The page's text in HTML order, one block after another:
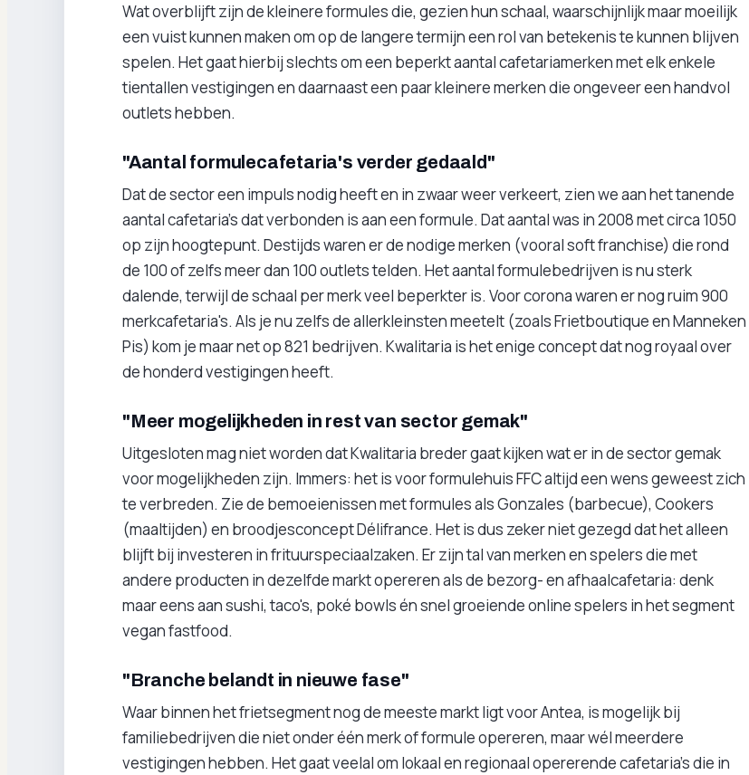
Wat overblijft zijn de kleinere formules die, gezien hun schaal, waarschijnlijk maar moeilijk
een vuist kunnen maken om op de langere termijn een rol van betekenis te kunnen blijven
spelen. Het gaat hierbij slechts om een beperkt aantal cafetariamerken met elk enkele
tientallen vestigingen en daarnaast een paar kleinere merken die ongeveer een handvol
outlets hebben.
"Aantal formulecafetaria's verder gedaald"
Dat de sector een impuls nodig heeft en in zwaar weer verkeert, zien we aan het tanende
aantal cafetaria’s dat verbonden is aan een formule. Dat aantal was in 2008 met circa 1050
op zijn hoogtepunt. Destijds waren er de nodige merken (vooral soft franchise) die rond
de 100 of zelfs meer dan 100 outlets telden. Het aantal formulebedrijven is nu sterk
dalende, terwijl de schaal per merk veel beperkter is. Voor corona waren er nog ruim 900
merkcafetaria's. Als je nu zelfs de allerkleinsten meetelt (zoals Frietboutique en Manneken
Pis) kom je maar net op 821 bedrijven. Kwalitaria is het enige concept dat nog royaal over
de honderd vestigingen heeft.
"Meer mogelijkheden in rest van sector gemak"
Uitgesloten mag niet worden dat Kwalitaria breder gaat kijken wat er in de sector gemak
voor mogelijkheden zijn. Immers: het is voor formulehuis FFC altijd een wens geweest zich
te verbreden. Zie de bemoeienissen met formules als Gonzales (barbecue), Cookers
(maaltijden) en broodjesconcept Délifrance. Het is dus zeker niet gezegd dat het alleen
blijft bij investeren in frituurspeciaalzaken. Er zijn tal van merken en spelers die met
andere producten in dezelfde markt opereren als de bezorg- en afhaalcafetaria: denk
maar eens aan sushi, taco's, poké bowls én snel groeiende online spelers in het segment
vegan fastfood.
"Branche belandt in nieuwe fase"
Waar binnen het frietsegment nog de meeste markt ligt voor Antea, is mogelijk bij
familiebedrijven die niet onder één merk of formule opereren, maar wél meerdere
vestigingen hebben. Het gaat veelal om lokaal en regionaal opererende cafetaria’s die in